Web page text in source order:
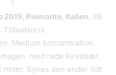
2019, Piemonte, Italien. 88
Tilbudspris
Medium koncentration.
med røde kirsebær,
noter. Synes den ender lidt